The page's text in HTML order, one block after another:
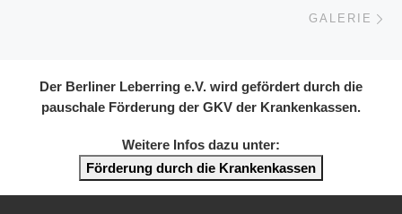
GALERIE
Der Berliner Leberring e.V. wird gefördert durch die
pauschale Förderung der GKV der Krankenkassen.
Weitere Infos dazu unter:
Förderung durch die Krankenkassen